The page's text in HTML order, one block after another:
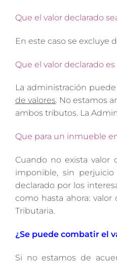
Que el valor declarado
En este caso se excluye
Que el valor declarado
La administración
de valores. No estamos
ambos tributos. La
Que para un inmueble
Cuando no exista valor
imponible, sin
declarado por los
como hasta ahora:
Tributaria.
¿Se puede combatir el
Si no estamos de